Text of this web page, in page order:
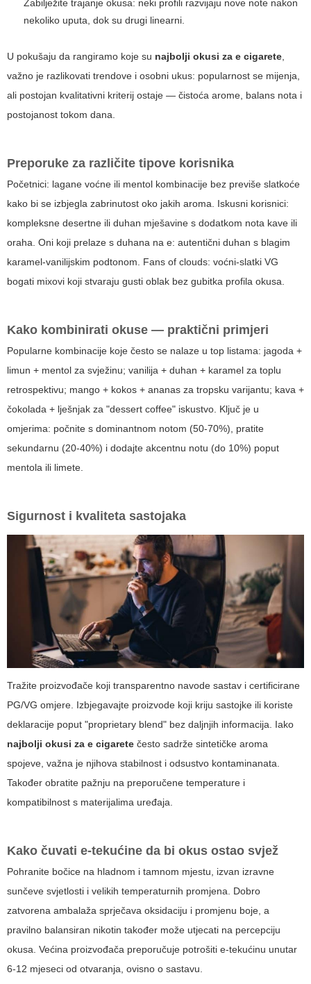
Zabilježite trajanje okusa: neki profili razvijaju nove note nakon
nekoliko uputa, dok su drugi linearni.
U pokušaju da rangiramo koje su najbolji okusi za e cigarete
važno je razlikovati trendove i osobni ukus: popularnost se mijenja,
ali postojan kvalitativni kriterij ostaje — čistoća arome, balans nota i
postojanost tokom dana.
Preporuke za različite tipove korisnika
Početnici: lagane voćne ili mentol kombinacije bez previše slatkoće
kako bi se izbjegla zabrinutost oko jakih aroma. Iskusni korisnici:
kompleksne desertne ili duhan mješavine s dodatkom nota kave ili
oraha. Oni koji prelaze s duhana na e: autentični duhan s blagim
karamel-vanilijskim podtonom. Fans of clouds: voćni-slatki VG
bogati mixovi koji stvaraju gusti oblak bez gubitka profila okusa.
Kako kombinirati okuse — praktični primjeri
Popularne kombinacije koje često se nalaze u top listama: jagoda +
limun + mentol za svježinu; vanilija + duhan + karamel za toplu
retrospektivu; mango + kokos + ananas za tropsku varijantu; kava +
čokolada + lješnjak za "dessert coffee" iskustvo. Ključ je u
omjerima: počnite s dominantnom notom (50-70%), pratite
sekundarnu (20-40%) i dodajte akcentnu notu (do 10%) poput
mentola ili limete.
Sigurnost i kvaliteta sastojaka
Tražite proizvođače koji transparentno navode sastav i certificirane
PG/VG omjere. Izbjegavajte proizvode koji kriju sastojke ili koriste
deklaracije poput "proprietary blend" bez daljnjih informacija. Iako
najbolji okusi za e cigarete često sadrže sintetičke aroma
spojeve, važna je njihova stabilnost i odsustvo kontaminanata.
Također obratite pažnju na preporučene temperature i
kompatibilnost s materijalima uređaja.
Kako čuvati e-tekućine da bi okus ostao svjež
Pohranite bočice na hladnom i tamnom mjestu, izvan izravne
sunčeve svjetlosti i velikih temperaturnih promjena. Dobro
zatvorena ambalaža sprječava oksidaciju i promjenu boje, a
pravilno balansiran nikotin također može utjecati na percepciju
okusa. Većina proizvođača preporučuje potrošiti e-tekućinu unutar
6-12 mjeseci od otvaranja, ovisno o sastavu.